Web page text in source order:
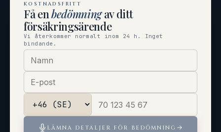
KOSTNADSFRITT
Få enbedömningav ditt
försäkringsärende
Vi återkommer normalt inom 24 h. Inget
bindande.
LÄMNA DETALJER FÖR BEDÖMNING